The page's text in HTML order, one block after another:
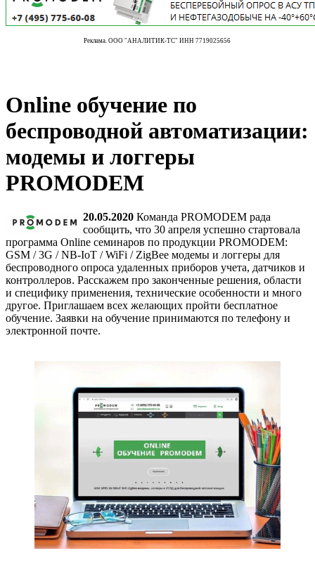
Реклама. ООО "АНАЛИТИК-ТС" ИНН 7719025656
Online обучение по
беспроводной автоматизации:
модемы и логгеры
PROMODEM
20.05.2020 Команда PROMODEM рада
сообщить, что 30 апреля успешно стартовала
программа Online семинаров по продукции PROMODEM:
GSM / 3G / NB-IoT / WiFi / ZigBee модемы и логгеры для
беспроводного опроса удаленных приборов учета, датчиков и
контроллеров. Расскажем про законченные решения, области
и специфику применения, технические особенности и много
другое. Приглашаем всех желающих пройти бесплатное
обучение. Заявки на обучение принимаются по телефону и
электронной почте.